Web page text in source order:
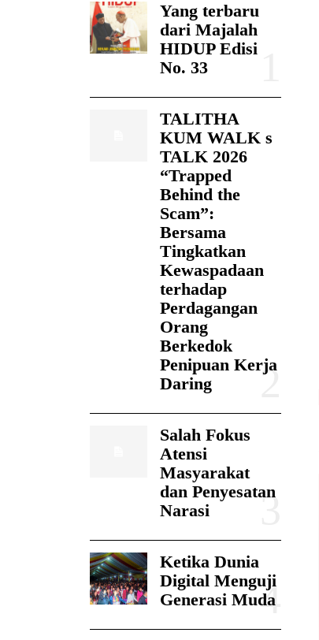
Yang terbaru
dari Majalah
HIDUP Edisi
No. 33
TALITHA
KUM WALK s
TALK 2026
“Trapped
Behind the
Scam”:
Bersama
Tingkatkan
Kewaspadaan
terhadap
Perdagangan
Orang
Berkedok
Penipuan Kerja
Daring
Salah Fokus
Atensi
Masyarakat
dan Penyesatan
Narasi
Ketika Dunia
Digital Menguji
Generasi Muda